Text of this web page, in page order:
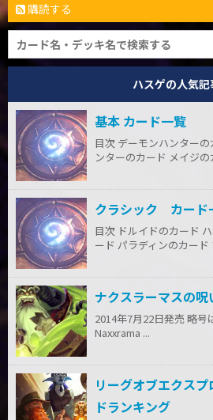
購読する
ハスゲの人気記
基本 カード一覧
目次 デーモンハンター
ンターのカード メイジの
クラシック カード
目次 ドルイドのカード
ード パラディンのカード
ナクスラーマスの
2014年7月22日発売 略
Naxxrama ...
リーグオブエクス
ドランキング